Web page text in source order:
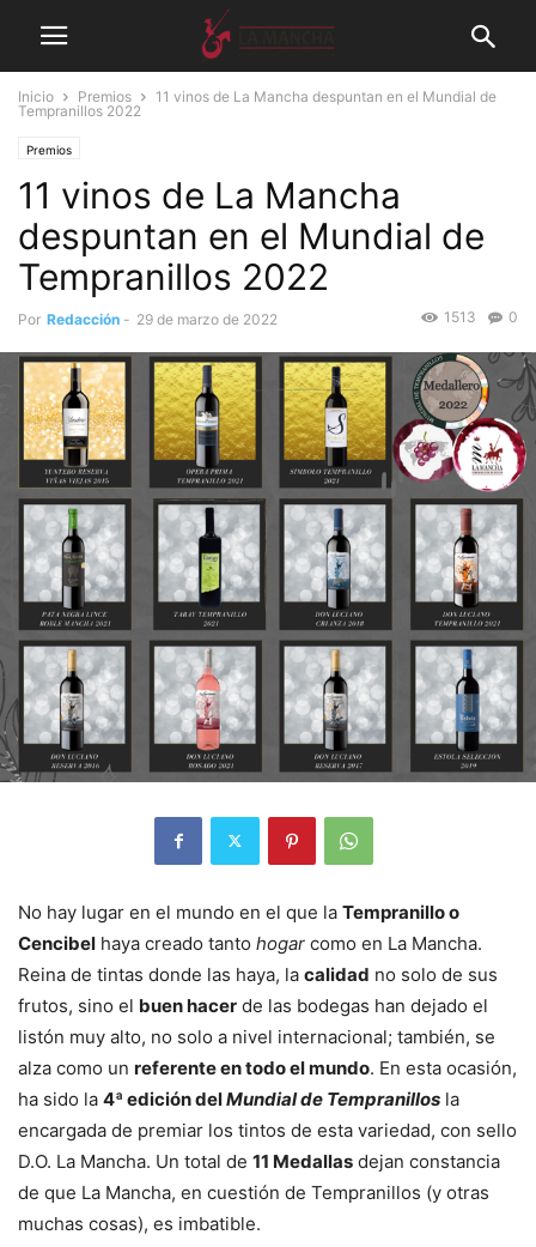
Inicio Premios
11 vinos de La Mancha despuntan en el Mundial de
Tempranillos 2022
Premios
11 vinos de La Mancha
despuntan en el Mundial de
Tempranillos 2022
Por Redacción - 29 de marzo de 2022 0
1513
No hay lugar en el mundo en el que la Tempranillo o
Cencibel haya creado tanto hogar como en La Mancha.
Reina de tintas donde las haya, la calidad no solo de sus
frutos, sino el buen hacer de las bodegas han dejado el
listón muy alto, no solo a nivel internacional; también, se
alza como un referente en todo el mundo. En esta ocasión,
ha sido la 4ª edición delMundial de Tempranillos la
encargada de premiar los tintos de esta variedad, con sello
D.O. La Mancha. Un total de 11 Medallas dejan constancia
de que La Mancha, en cuestión de Tempranillos (y otras
muchas cosas), es imbatible.